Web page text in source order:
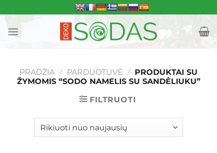
to
content
PRADŽIA / PARDUOTUVĖ / PRODUKTAI SU
ŽYMOMIS “SODO NAMELIS SU SANDĖLIUKU”
FILTRUOTI